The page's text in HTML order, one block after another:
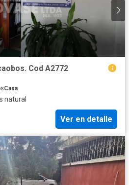
Cod A2772
Casa
natural
Ver en detalle